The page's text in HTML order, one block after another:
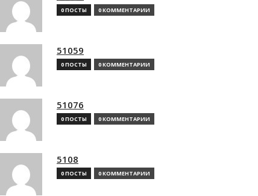
0 ПОСТЫ 0 КОММЕНТАРИИ
51059
0 ПОСТЫ 0 КОММЕНТАРИИ
51076
0 ПОСТЫ 0 КОММЕНТАРИИ
5108
0 ПОСТЫ 0 КОММЕНТАРИИ